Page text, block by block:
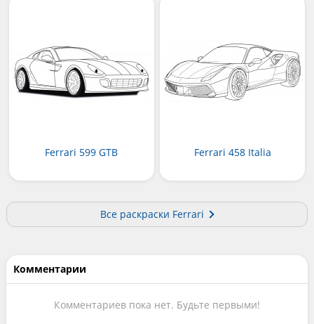
Ferrari 599 GTB Ferrari 458 Italia
Все раскраски Ferrari
Комментарии
Комментариев пока нет. Будьте первыми!